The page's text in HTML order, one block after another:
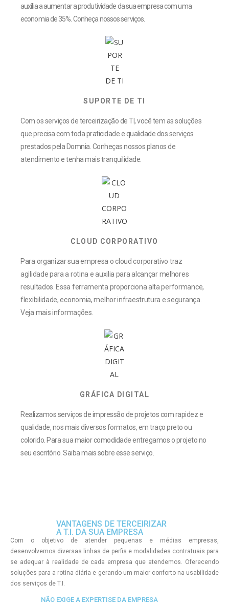
auxilia a aumentar a produtividade da sua empresa com uma
economia de 35%. Conheça nossos serviços.
SUPORTE DE TI
Com os serviços de terceirização de TI, você tem as soluções
que precisa com toda praticidade e qualidade dos serviços
prestados pela Domnia. Conheças nossos planos de
atendimento e tenha mais tranquilidade.
CLOUD CORPORATIVO
Para organizar sua empresa o cloud corporativo traz
agilidade para a rotina e auxilia para alcançar melhores
resultados. Essa ferramenta proporciona alta performance,
flexibilidade, economia, melhor infraestrutura e segurança.
Veja mais informações.
GRÁFICA DIGITAL
Realizamos serviços de impressão de projetos com rapidez e
qualidade, nos mais diversos formatos, em traço preto ou
colorido. Para sua maior comodidade entregamos o projeto no
seu escritório. Saiba mais sobre esse serviço.
VANTAGENS DE TERCEIRIZAR
A T.I. DA SUA EMPRESA
Com o objetivo de atender pequenas e médias empresas,
desenvolvemos diversas linhas de perfis e modalidades contratuais para
se adequar à realidade de cada empresa que atendemos. Oferecendo
soluções para a rotina diária e gerando um maior conforto na usabilidade
dos serviços de T.I.
NÃO EXIGE A EXPERTISE DA EMPRESA